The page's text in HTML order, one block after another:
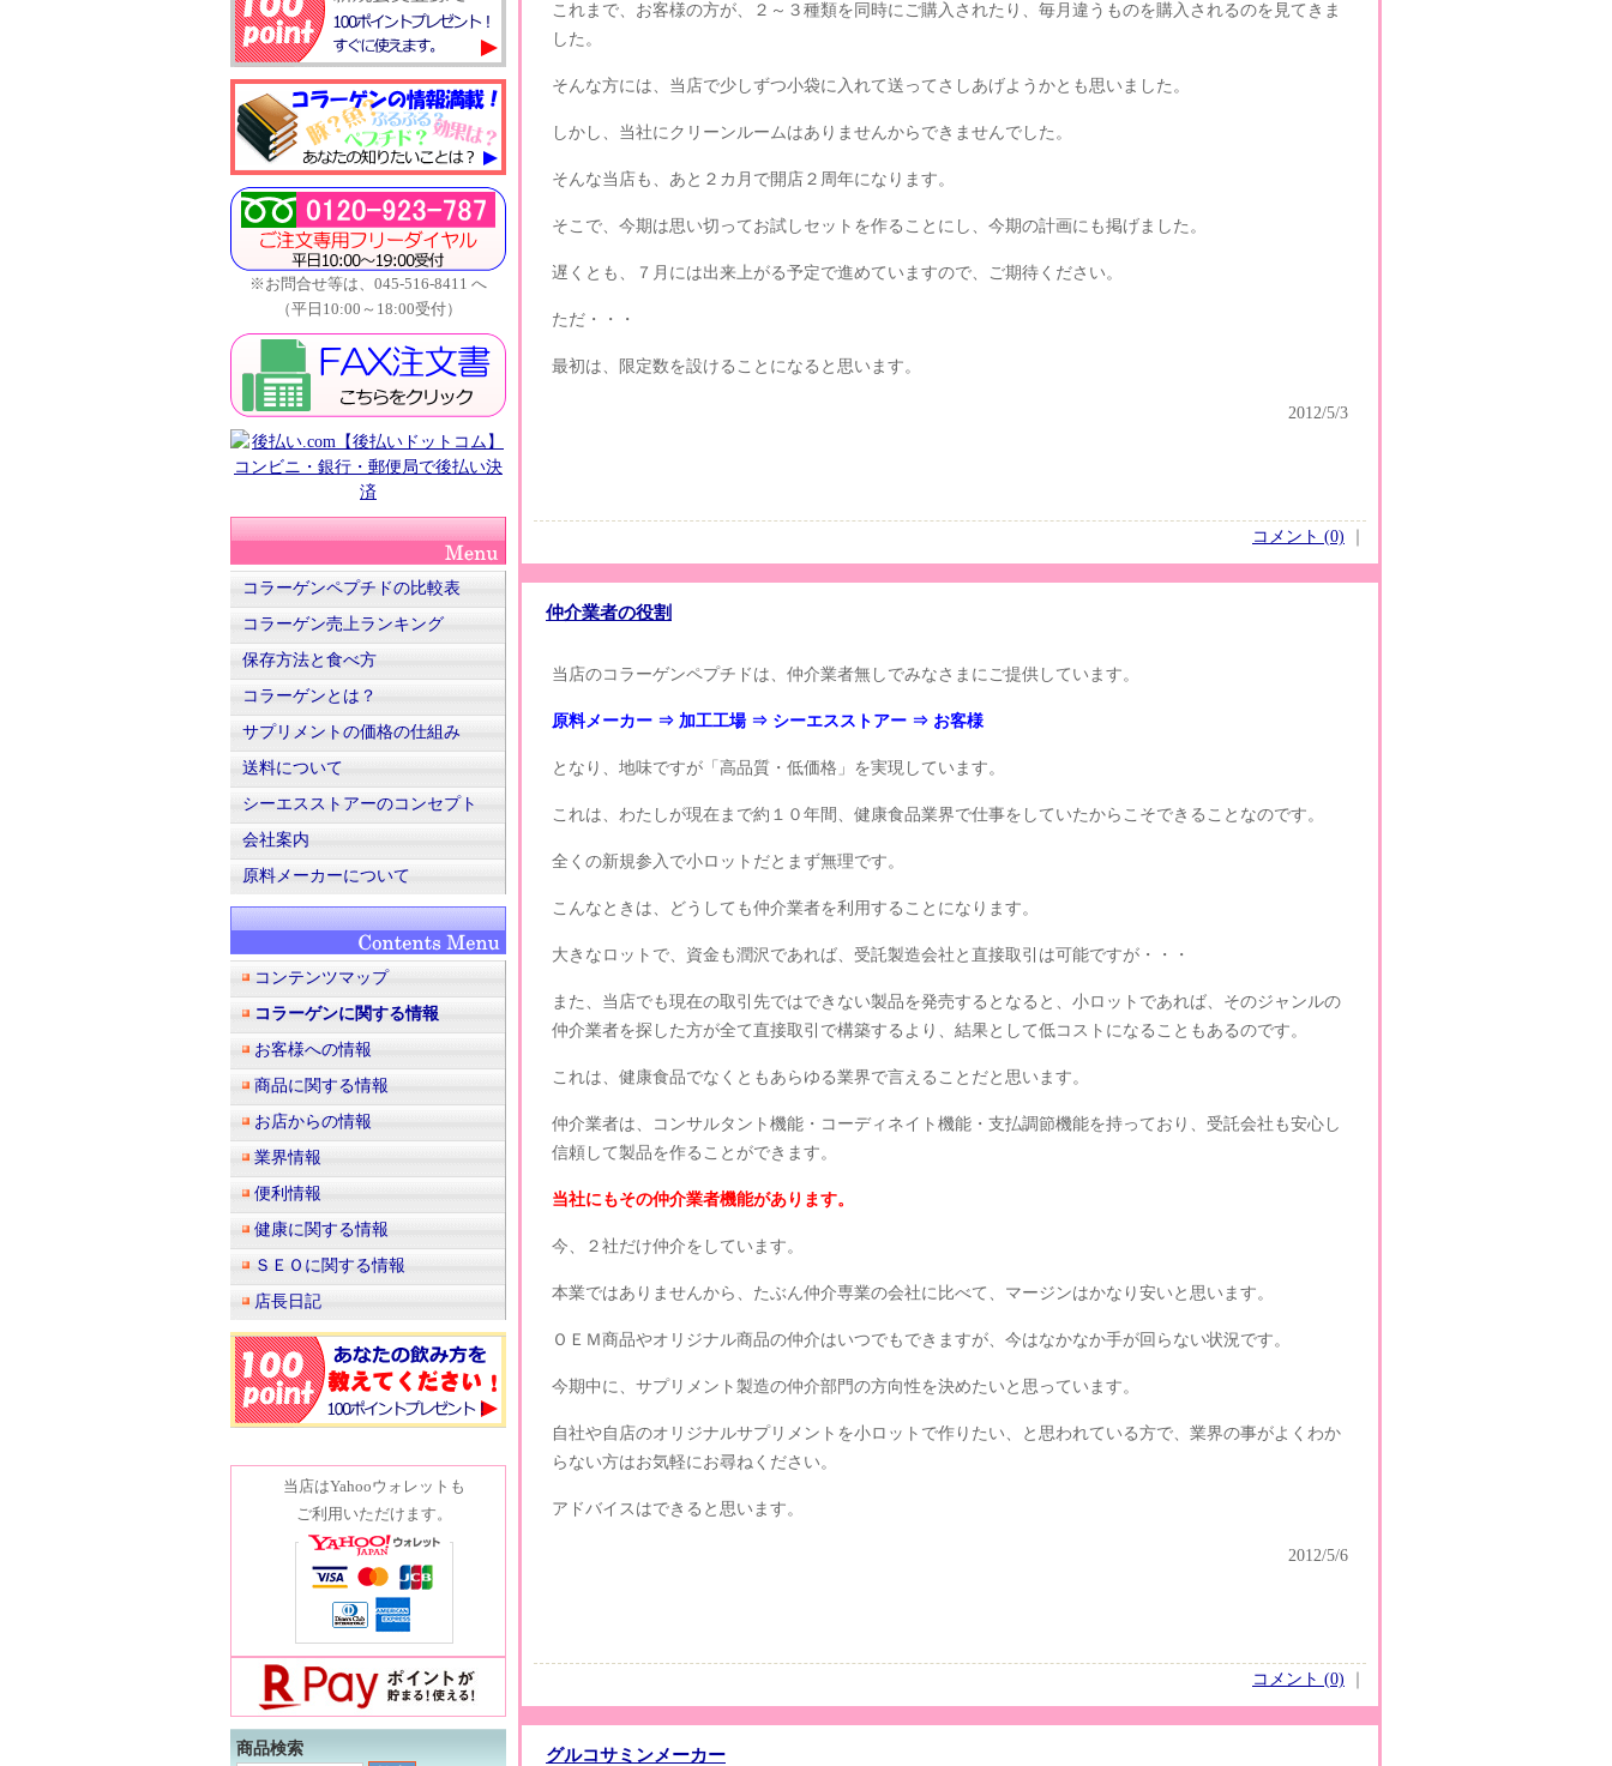
※お問合せ等は、045-516-8411 へ
（平日10:00～18:00受付）
コラーゲンペプチドの比較表
コラーゲン売上ランキング
保存方法と食べ方
コラーゲンとは？
サプリメントの価格の仕組み
送料について
シーエスストアーのコンセプト
会社案内
原料メーカーについて
コンテンツマップ
コラーゲンに関する情報
お客様への情報
商品に関する情報
お店からの情報
業界情報
便利情報
健康に関する情報
ＳＥＯに関する情報
店長日記
当店はYahooウォレットも
ご利用いただけます。
商品検索
これまで、お客様の方が、２～３種類を同時にご購入されたり、毎月違うものを購入されるのを見てきま
した。
そんな方には、当店で少しずつ小袋に入れて送ってさしあげようかとも思いました。
しかし、当社にクリーンルームはありませんからできませんでした。
そんな当店も、あと２カ月で開店２周年になります。
そこで、今期は思い切ってお試しセットを作ることにし、今期の計画にも掲げました。
遅くとも、７月には出来上がる予定で進めていますので、ご期待ください。
ただ・・・
最初は、限定数を設けることになると思います。
2012/5/3
コメント (0)
仲介業者の役割
当店のコラーゲンペプチドは、仲介業者無しでみなさまにご提供しています。
原料メーカー ⇒ 加工工場 ⇒ シーエスストアー ⇒ お客様
となり、地味ですが「高品質・低価格」を実現しています。
これは、わたしが現在まで約１０年間、健康食品業界で仕事をしていたからこそできることなのです。
全くの新規参入で小ロットだとまず無理です。
こんなときは、どうしても仲介業者を利用することになります。
大きなロットで、資金も潤沢であれば、受託製造会社と直接取引は可能ですが・・・
また、当店でも現在の取引先ではできない製品を発売するとなると、小ロットであれば、そのジャンルの
仲介業者を探した方が全て直接取引で構築するより、結果として低コストになることもあるのです。
これは、健康食品でなくともあらゆる業界で言えることだと思います。
仲介業者は、コンサルタント機能・コーディネイト機能・支払調節機能を持っており、受託会社も安心し
信頼して製品を作ることができます。
当社にもその仲介業者機能があります。
今、２社だけ仲介をしています。
本業ではありませんから、たぶん仲介専業の会社に比べて、マージンはかなり安いと思います。
ＯＥＭ商品やオリジナル商品の仲介はいつでもできますが、今はなかなか手が回らない状況です。
今期中に、サプリメント製造の仲介部門の方向性を決めたいと思っています。
自社や自店のオリジナルサプリメントを小ロットで作りたい、と思われている方で、業界の事がよくわか
らない方はお気軽にお尋ねください。
アドバイスはできると思います。
2012/5/6
コメント (0)
グルコサミンメーカー